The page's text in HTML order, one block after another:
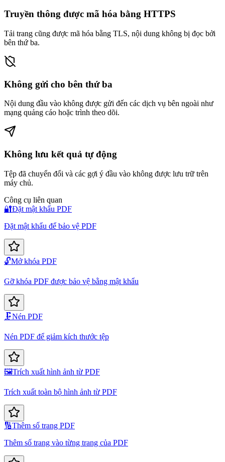
Truyền thông được mã hóa bằng HTTPS
Tải trang cũng được mã hóa bằng TLS, nội dung không bị đọc bởi
bên thứ ba.
Không gửi cho bên thứ ba
Nội dung đầu vào không được gửi đến các dịch vụ bên ngoài như
mạng quảng cáo hoặc trình theo dõi.
Không lưu kết quả tự động
Tệp đã chuyển đổi và các gợi ý đầu vào không được lưu trữ trên
máy chủ.
Công cụ liên quan
🔐Đặt mật khẩu PDF
Đặt mật khẩu để bảo vệ PDF
🔓Mở khóa PDF
Gỡ khóa PDF được bảo vệ bằng mật khẩu
🗜️Nén PDF
Nén PDF để giảm kích thước tệp
🖼️Trích xuất hình ảnh từ PDF
Trích xuất toàn bộ hình ảnh từ PDF
🔢Thêm số trang PDF
Thêm số trang vào từng trang của PDF